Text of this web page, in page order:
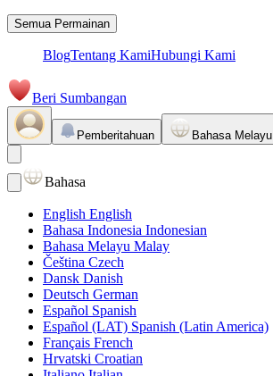
Semua Permainan
BlogTentang KamiHubungi Kami
Beri Sumbangan
Pemberitahuan Bahasa Melayu
Bahasa
English English
Bahasa Indonesia Indonesian
Bahasa Melayu Malay
Čeština Czech
Dansk Danish
Deutsch German
Español Spanish
Español (LAT) Spanish (Latin America)
Français French
Hrvatski Croatian